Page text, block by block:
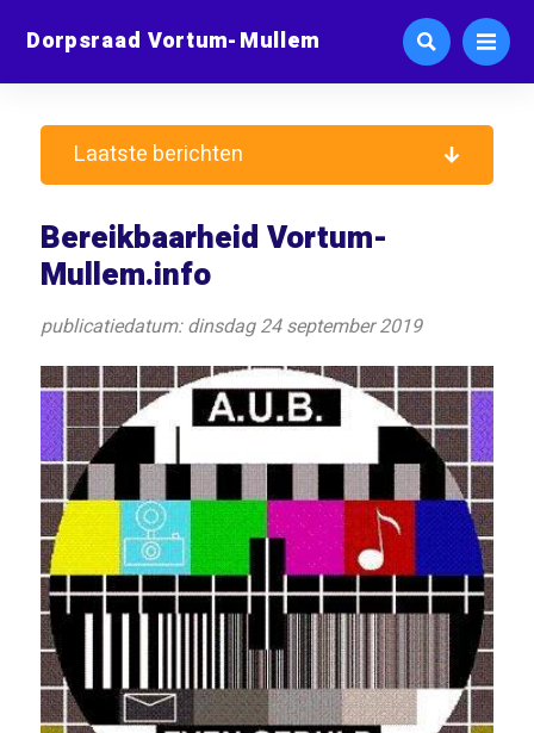
Dorpsraad Vortum-Mullem
Bereikbaarheid Vortum-
Mullem.info
publicatiedatum: dinsdag 24 september 2019
Laatste berichten